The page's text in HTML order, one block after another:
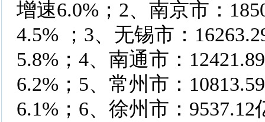
增速6.0%；2、南京市：
4.5% ；3、无锡市：
5.8%；4、南通市：
6.2%；5、常州市：
6.1%；6、徐州市：9537.12